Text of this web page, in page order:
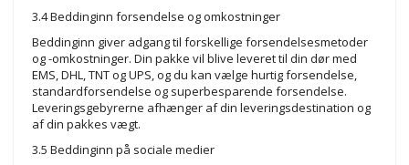
3.4 Beddinginn forsendelse og omkostninger
Beddinginn giver adgang til forskellige forsendelsesmetoder
og -omkostninger. Din pakke vil blive leveret til din dør med
EMS, DHL, TNT og UPS, og du kan vælge hurtig forsendelse,
standardforsendelse og superbesparende forsendelse.
Leveringsgebyrerne afhænger af din leveringsdestination og
af din pakkes vægt.
3.5 Beddinginn på sociale medier